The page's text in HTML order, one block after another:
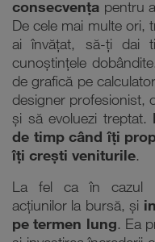
consecvența pentru
De cele mai multe ori,
ai învățat, să-ți dai
cunoștințele
de grafică pe
designer profesionist,
și să evoluezi treptat.
de timp când îți
îți crești veniturile.
La fel ca în cazul
acțiunilor la bursă, și
pe termen lung. Ea